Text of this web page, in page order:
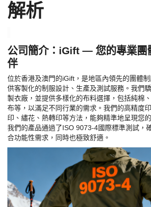
解析
公司簡介： iGift — 您的專業團
伴
位於香港及澳門的iGift ，是地區內領先的團體
供客製化的制服設計、生產及測試服務。我們
製衣廠，並提供多樣化的布料選擇，包括純棉
布等，以滿足不同行業的需求。我們的高精度
印、繡花、熱轉印等方法，能夠精準地呈現您
我們的產品通過了ISO 9073-4國際標準測試，
合功能性需求，同時也極致舒適。